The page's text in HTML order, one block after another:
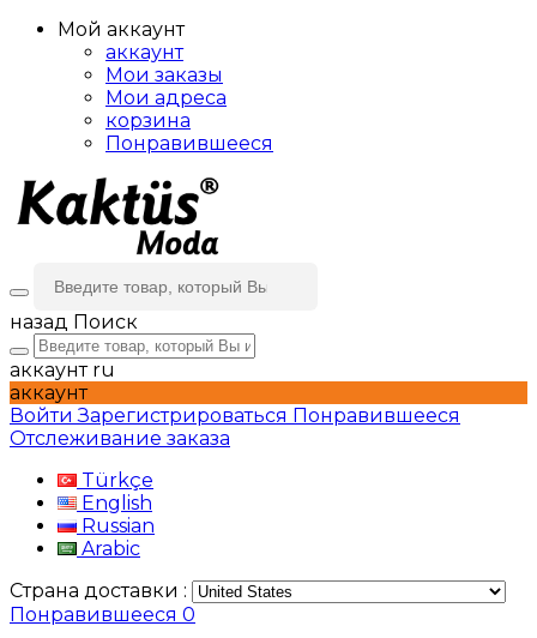
Мой аккаунт
аккаунт
Мои заказы
Мои адреса
корзина
Понравившееся
назад Поиск
аккаунт ru
аккаунт
ВойтиЗарегистрироваться Понравившееся
Отслеживание заказа
Türkçe
English
Russian
Arabic
Страна доставки :
Понравившееся 0